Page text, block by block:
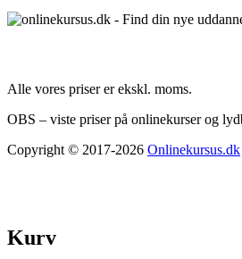
Alle vores priser er ekskl. moms.
OBS – viste priser på onlinekurser og
Copyright © 2017-2026 Onlinekursus.dk
Kurv